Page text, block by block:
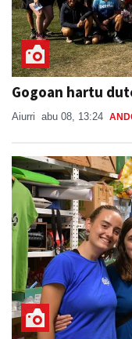
Gogoan hartu
Aiurri abu 08, 13:24